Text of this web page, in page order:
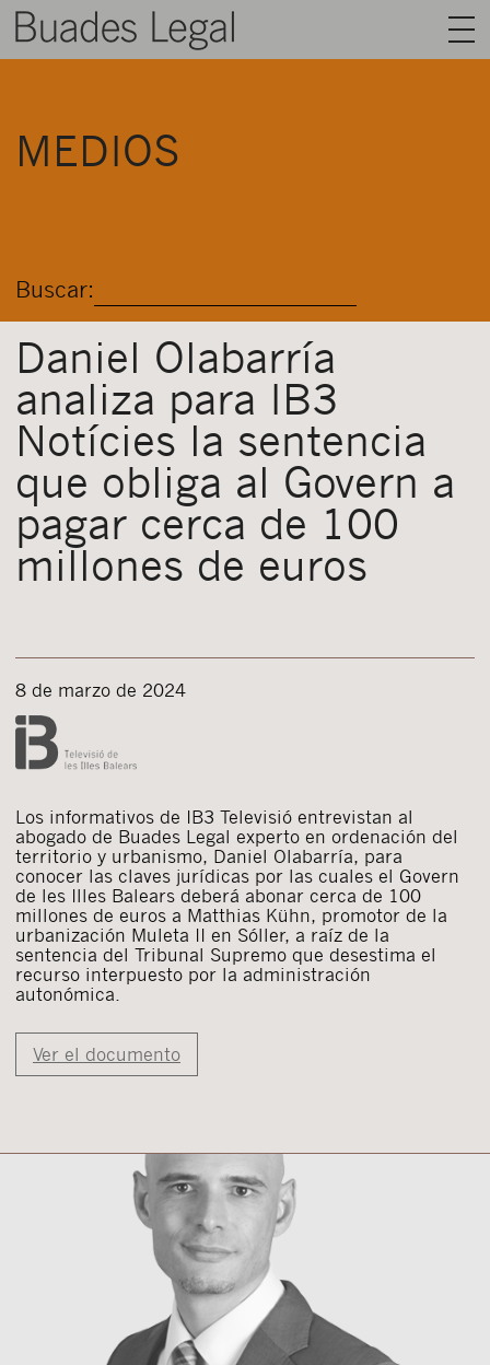
MEDIOS
Buscar:
Daniel Olabarría
analiza para IB3
Notícies la sentencia
que obliga al Govern a
pagar cerca de 100
millones de euros
8 de marzo de 2024
Los informativos de IB3 Televisió entrevistan al
abogado de Buades Legal experto en ordenación del
territorio y urbanismo, Daniel Olabarría, para
conocer las claves jurídicas por las cuales el Govern
de les Illes Balears deberá abonar cerca de 100
millones de euros a Matthias Kühn, promotor de la
urbanización Muleta II en Sóller, a raíz de la
sentencia del Tribunal Supremo que desestima el
recurso interpuesto por la administración
autonómica.
Ver el documento